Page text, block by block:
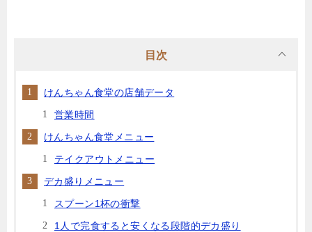
目次
けんちゃん食堂の店舗データ
営業時間
けんちゃん食堂メニュー
テイクアウトメニュー
デカ盛りメニュー
スプーン1杯の衝撃
1人で完食すると安くなる段階的デカ盛り